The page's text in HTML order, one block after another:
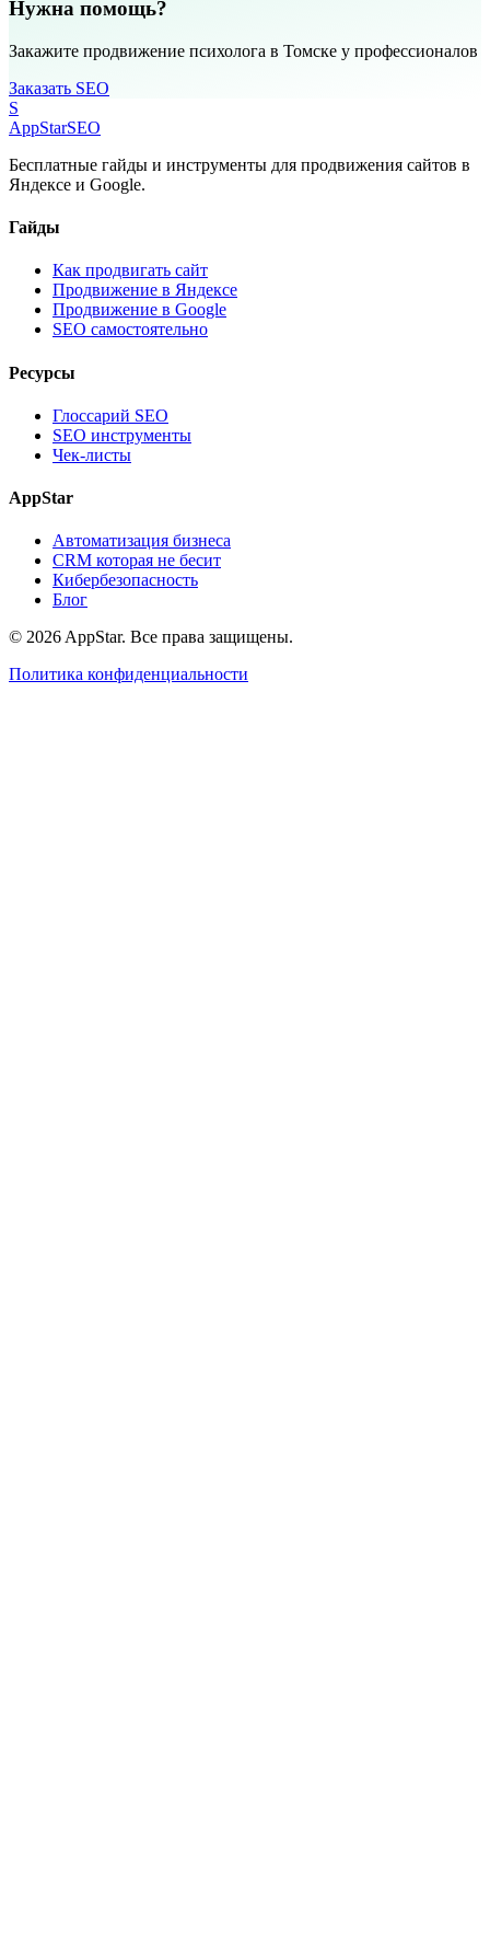
Нужна помощь?
Закажите продвижение психолога в Томске у профессионалов
Заказать SEO
S
AppStarSEO
Бесплатные гайды и инструменты для продвижения сайтов в
Яндексе и Google.
Гайды
Как продвигать сайт
Продвижение в Яндексе
Продвижение в Google
SEO самостоятельно
Ресурсы
Глоссарий SEO
SEO инструменты
Чек-листы
AppStar
Автоматизация бизнеса
CRM которая не бесит
Кибербезопасность
Блог
© 2026 AppStar. Все права защищены.
Политика конфиденциальности